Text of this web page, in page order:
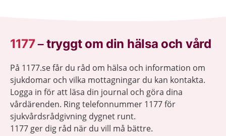
1177–tryggt om din hälsa och vård
På 1177.se får du råd om hälsa och information om
sjukdomar och vilka mottagningar du kan kontakta.
Logga in för att läsa din journal och göra dina
vårdärenden. Ring telefonnummer 1177 för
sjukvårdsrådgivning dygnet runt.
1177 ger dig råd när du vill må bättre.